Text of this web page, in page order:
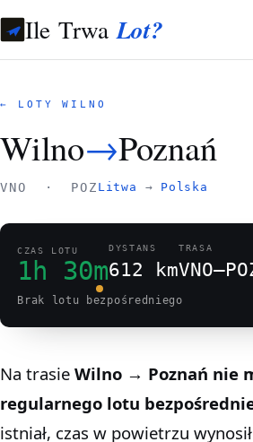
Ile TrwaLot?
← LOTY WILNO
Wilno→Poznań
VNO · POZ Litwa → Polska
CZAS LOTU
1h 30m
DYSTANS
612 km
TRASA
Brak lotu bezpośredniego
Na trasie Wilno → Poznań nie
regularnego lotu
istniał, czas w powietrzu